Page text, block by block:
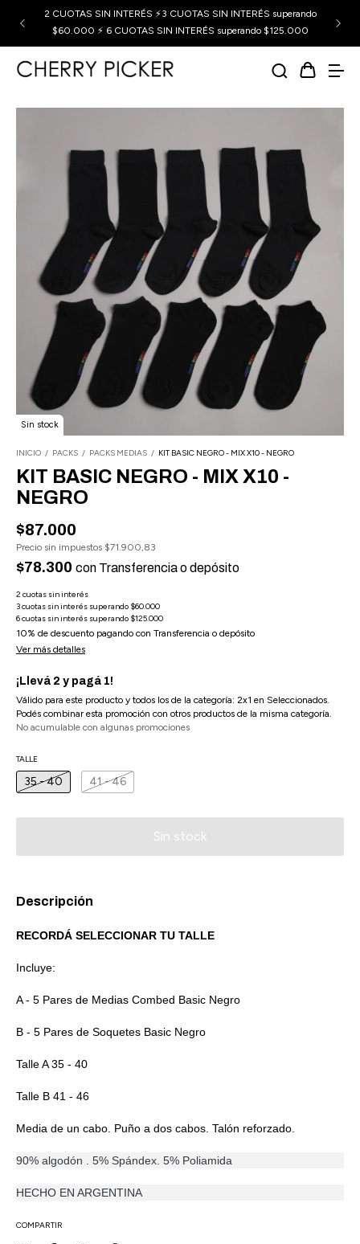
2 CUOTAS SIN INTERÉS ⚡3 CUOTAS SIN INTERÉS superando
$60.000 ⚡ 6 CUOTAS SIN INTERÉS superando $125.000
Sin stock
INICIO / PACKS / PACKS MEDIAS / KIT BASIC NEGRO - MIX X10 - NEGRO
KIT BASIC NEGRO - MIX X10 -
NEGRO
$87.000
Precio sin impuestos $71.900,83
$78.300 con Transferencia o depósito
10% de descuento pagando con Transferencia o depósito
Ver más detalles
¡Llevá 2 y pagá 1!
Válido para este producto y todos los de la categoría: 2x1 en Seleccionados.
Podés combinar esta promoción con otros productos de la misma categoría.
No acumulable con algunas promociones
TALLE
35 - 40 41 - 46
Descripción
RECORDÁ SELECCIONAR TU TALLE
Incluye:
A - 5 Pares de Medias Combed Basic Negro
B - 5 Pares de Soquetes Basic Negro
Talle A 35 - 40
Talle B 41 - 46
Media de un cabo. Puño a dos cabos. Talón reforzado.
90% algodón . 5% Spándex. 5% Poliamida
HECHO EN ARGENTINA
COMPARTIR